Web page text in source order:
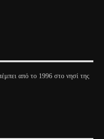
από το 1996 στο νησί της